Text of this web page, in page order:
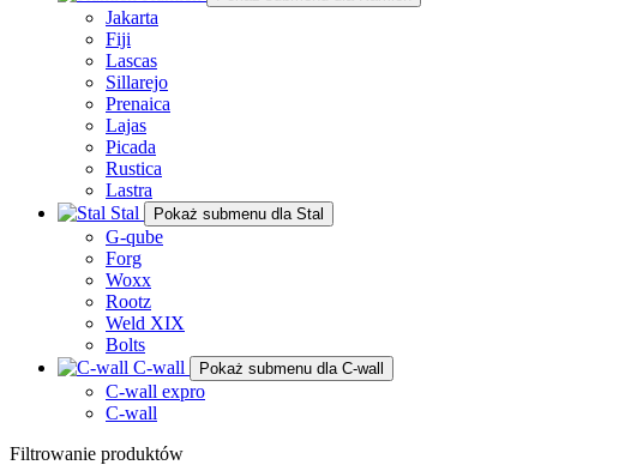
Jakarta
Fiji
Lascas
Sillarejo
Prenaica
Lajas
Picada
Rustica
Lastra
Stal
Pokaż submenu dla Stal
G-qube
Forg
Woxx
Rootz
Weld XIX
Bolts
C-wall
Pokaż submenu dla C-wall
C-wall expro
C-wall
Filtrowanie produktów